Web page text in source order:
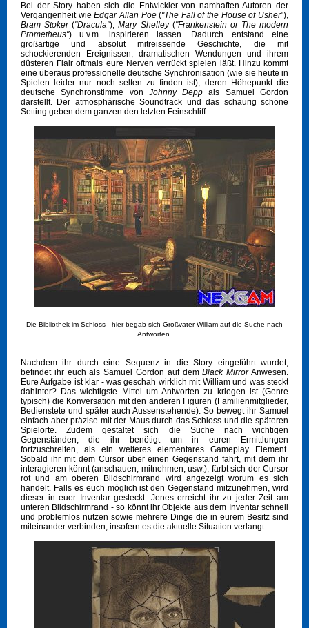
Bei der Story haben sich die Entwickler von namhaften Autoren der
Vergangenheit wieEdgar Allan Poe("The Fall of the House of Usher"),
Bram Stoker("Dracula"),Mary Shelley("Frankenstein or The modern
Prometheus") u.v.m. inspirieren lassen. Dadurch entstand eine
großartige und absolut mitreissende Geschichte, die mit
schockierenden Ereignissen, dramatischen Wendungen und ihrem
düsteren Flair oftmals eure Nerven verrückt spielen läßt. Hinzu kommt
eine überaus professionelle deutsche Synchronisation (wie sie heute in
Spielen leider nur noch selten zu finden ist), deren Höhepunkt die
deutsche Synchronstimme von Johnny Depp als Samuel Gordon
darstellt. Der atmosphärische Soundtrack und das schaurig schöne
Setting geben dem ganzen den letzten Feinschliff.
Die Bibliothek im Schloss - hier begab sich Großvater William auf die Suche nach
Antworten.
Nachdem ihr durch eine Sequenz in die Story eingeführt wurdet,
befindet ihr euch als Samuel Gordon auf demBlack MirrorAnwesen.
Eure Aufgabe ist klar - was geschah wirklich mit William und was steckt
dahinter? Das wichtigste Mittel um Antworten zu kriegen ist (Genre
typisch) die Konversation mit den anderen Figuren (Familienmitglieder,
Bedienstete und später auch Aussenstehende). So bewegt ihr Samuel
einfach aber präzise mit der Maus durch das Schloss und die späteren
Spielorte. Zudem gestaltet sich die Suche nach wichtigen
Gegenständen, die ihr benötigt um in euren Ermittlungen
fortzuschreiten, als ein weiteres elementares Gameplay Element.
Sobald ihr mit dem Cursor über einen Gegenstand fahrt, mit dem ihr
interagieren könnt (anschauen, mitnehmen, usw.), färbt sich der Cursor
rot und am oberen Bildschirmrand wird angezeigt worum es sich
handelt. Falls es euch möglich ist den Gegenstand mitzunehmen, wird
dieser in euer Inventar gesteckt. Jenes erreicht ihr zu jeder Zeit am
unteren Bildschirmrand - so könnt ihr Objekte aus dem Inventar schnell
und problemlos nutzen sowie mehrere Dinge die in eurem Besitz sind
miteinander verbinden, insofern es die aktuelle Situation verlangt.